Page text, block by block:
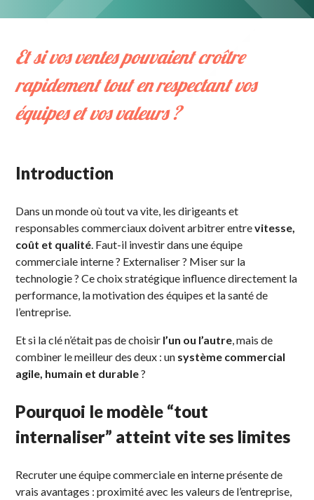
Et si vos ventes pouvaient croître
rapidement tout en respectant vos
équipes et vos valeurs ?
Introduction
Dans un monde où tout va vite, les dirigeants et
responsables commerciaux doivent arbitrer entrevitesse,
coût et qualité. Faut-il investir dans une équipe
commerciale interne ? Externaliser ? Miser sur la
technologie ? Ce choix stratégique influence directement la
performance, la motivation des équipes et la santé de
l’entreprise.
Et si la clé n’était pas de choisir l’un ou l’autre, mais de
combiner le meilleur des deux : un système commercial
agile, humain et durable?
Pourquoi le modèle “tout
internaliser” atteint vite ses limites
Recruter une équipe commerciale en interne présente de
vrais avantages : proximité avec les valeurs de l’entreprise,